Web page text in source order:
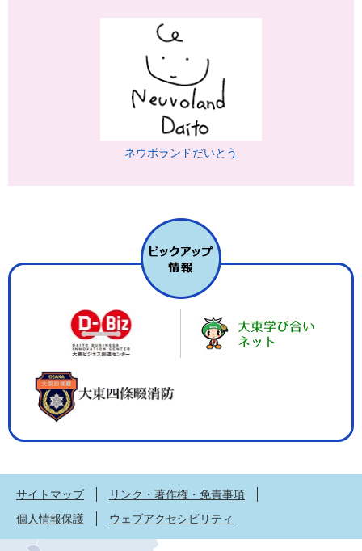
ネウボランドだいとう
サイトマップ
リンク・著作権・免責事項
個人情報保護
ウェブアクセシビリティ